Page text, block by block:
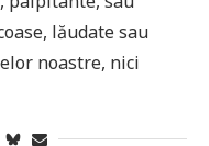
lăudate sau
noastre, nici